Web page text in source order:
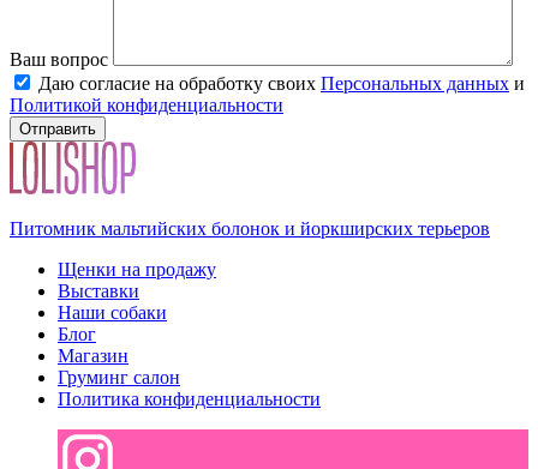
Ваш вопрос
Даю согласие на обработку своих Персональных данных и
Политикой конфиденциальности
Питомник мальтийских болонок и йоркширских терьеров
Щенки на продажу
Выставки
Наши собаки
Блог
Магазин
Груминг салон
Политика конфиденциальности